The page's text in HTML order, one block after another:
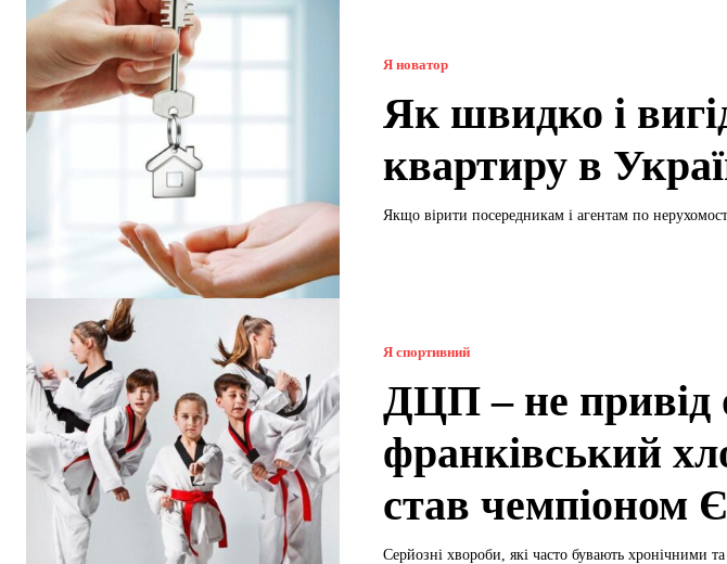
Я новатор
Як швидко і
квартиру в
Якщо вірити посередникам і агентам по
Я спортивний
ДЦП – не привід
франківський
став чемпіоном
Серйозні хвороби, які часто бувають хронічними